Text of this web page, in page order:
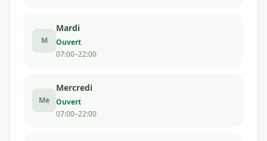
M
Mardi
Ouvert
07:00–22:00
Me
Mercredi
Ouvert
07:00–22:00